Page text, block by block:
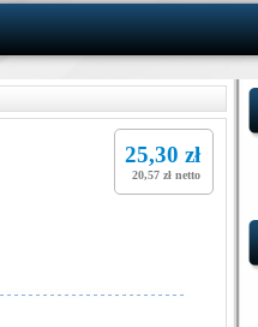
25,30 zł
20,57 zł netto